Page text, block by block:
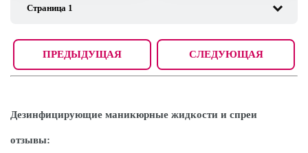
ПРЕДЫДУЩАЯ СЛЕДУЮЩАЯ
Дезинфицирующие маникюрные жидкости и спреи
отзывы: